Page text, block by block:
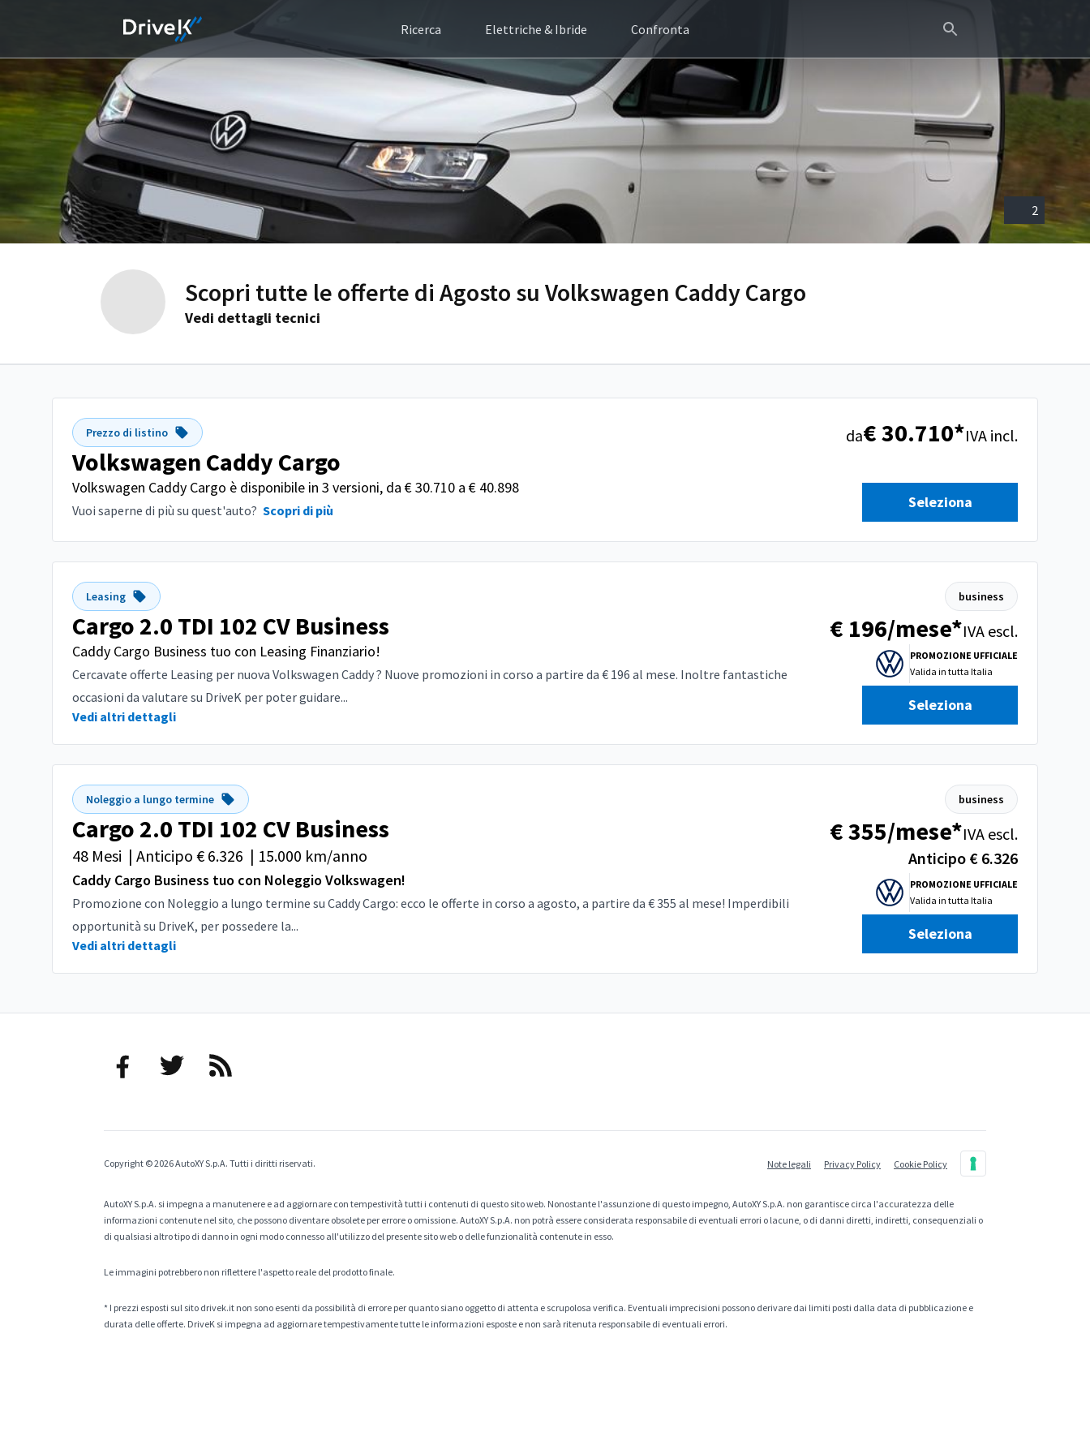
Ricerca Elettriche & Ibride Confronta
2
Scopri tutte le offerte di Agosto su Volkswagen Caddy Cargo
Vedi dettagli tecnici
Prezzo di listino
Volkswagen Caddy Cargo
Volkswagen Caddy Cargo è disponibile in 3 versioni, da € 30.710 a € 40.898
Vuoi saperne di più su quest'auto? Scopri di più
da€ 30.710*IVA incl.
Seleziona
Leasing
Cargo 2.0 TDI 102 CV Business
Caddy Cargo Business tuo con Leasing Finanziario!
Cercavate offerte Leasing per nuova Volkswagen Caddy ? Nuove promozioni in corso a partire da € 196 al mese. Inoltre fantastiche
occasioni da valutare su DriveK per poter guidare...
Vedi altri dettagli
business
€ 196/mese*IVA escl.
PROMOZIONE UFFICIALE
Valida in tutta Italia
Seleziona
Noleggio a lungo termine
Cargo 2.0 TDI 102 CV Business
48 Mesi | Anticipo € 6.326 | 15.000 km/anno
Caddy Cargo Business tuo con Noleggio Volkswagen!
Promozione con Noleggio a lungo termine su Caddy Cargo: ecco le offerte in corso a agosto, a partire da € 355 al mese! Imperdibili
opportunità su DriveK, per possedere la...
Vedi altri dettagli
business
€ 355/mese*IVA escl.
Anticipo € 6.326
PROMOZIONE UFFICIALE
Valida in tutta Italia
Seleziona
Copyright © 2026 AutoXY S.p.A. Tutti i diritti riservati. Note legali Privacy Policy Cookie Policy
AutoXY S.p.A. si impegna a manutenere e ad aggiornare con tempestività tutti i contenuti di questo sito web. Nonostante l'assunzione di questo impegno, AutoXY S.p.A. non garantisce circa l'accuratezza delle
informazioni contenute nel sito, che possono diventare obsolete per errore o omissione. AutoXY S.p.A. non potrà essere considerata responsabile di eventuali errori o lacune, o di danni diretti, indiretti, consequenziali o
di qualsiasi altro tipo di danno in ogni modo connesso all'utilizzo del presente sito web o delle funzionalità contenute in esso.
Le immagini potrebbero non riflettere l'aspetto reale del prodotto finale.
* I prezzi esposti sul sito drivek.it non sono esenti da possibilità di errore per quanto siano oggetto di attenta e scrupolosa verifica. Eventuali imprecisioni possono derivare dai limiti posti dalla data di pubblicazione e
durata delle offerte. DriveK si impegna ad aggiornare tempestivamente tutte le informazioni esposte e non sarà ritenuta responsabile di eventuali errori.